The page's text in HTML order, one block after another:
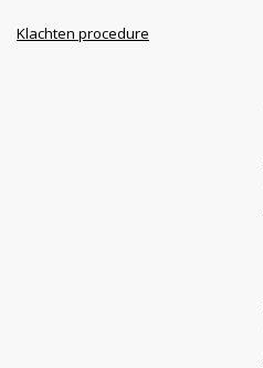
Klachten procedure